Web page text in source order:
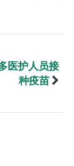
医护人员接
种疫苗